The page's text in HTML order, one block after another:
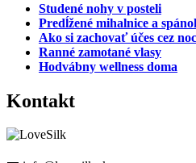
Studené nohy v posteli
Predĺžené mihalnice a
Ako si zachovať účes cez noc
Ranné zamotané vlasy
Hodvábny wellness doma
Kontakt